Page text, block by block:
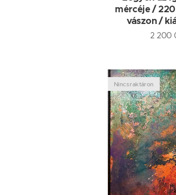
mércéje /
vászon /
2 200
Nincs raktáron